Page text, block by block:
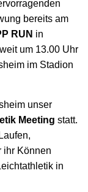
bereits am
RUN in
um 13.00 Uhr
im Stadion
unser
Meeting statt.
ihr Können
in